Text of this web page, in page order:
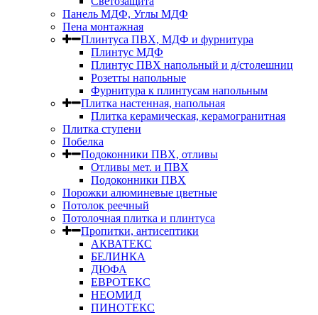
Панель МДФ, Углы МДФ
Пена монтажная
Плинтуса ПВХ, МДФ и фурнитура
Плинтус МДФ
Плинтус ПВХ напольный и д/столешниц
Розетты напольные
Фурнитура к плинтусам напольным
Плитка настенная, напольная
Плитка керамическая, керамогранитная
Плитка ступени
Побелка
Подоконники ПВХ, отливы
Отливы мет. и ПВХ
Подоконники ПВХ
Порожки алюминевые цветные
Потолок реечный
Потолочная плитка и плинтуса
Пропитки, антисептики
АКВАТЕКС
БЕЛИНКА
ДЮФА
ЕВРОТЕКС
НЕОМИД
ПИНОТЕКС